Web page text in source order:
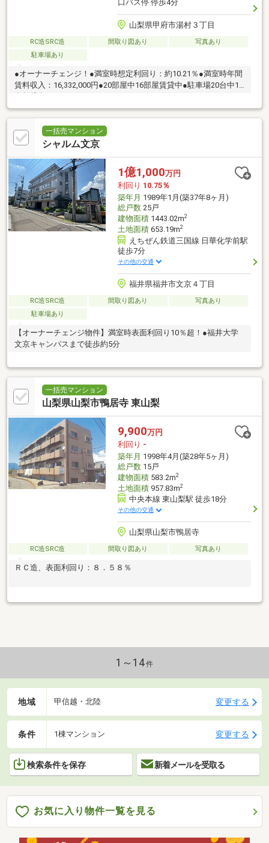
口バス停 停歩4分
山梨県甲府市湯村３丁目
RC造SRC造 間取り図あり
写真あり
駐車場あり
●オーナーチェンジ！●満室時想定利回り：約10.21％●満室時年間
賃料収入：16,332,000円●20部屋中16部屋賃貸中●駐車場20台中16
一括売マンション
シャルム文京
1億1,000万円
利回り 10.75％
築年月 1989年1月(築37年8ヶ月)
総戸数25戸
建物面積1443.02m2
土地面積653.19m2
えちぜん鉄道三国線 日華化学前駅
徒歩7分
その他の交通
福井県福井市文京４丁目
RC造SRC造 間取り図あり
写真あり
駐車場あり
【オーナーチェンジ物件】満室時表面利回り10％超！●福井大学
文京キャンパスまで徒歩約5分
一括売マンション
山梨県山梨市鴨居寺 東山梨
9,900万円
利回り -
築年月 1998年4月(築28年5ヶ月)
総戸数15戸
建物面積583.2m2
土地面積957.83m2
中央本線 東山梨駅 徒歩18分
その他の交通
山梨県山梨市鴨居寺
RC造SRC造 間取り図あり 写真あり
ＲＣ造、表面利回り：８．５８％
1～14件
地域 甲信越・北陸 変更する
条件 1棟マンション 変更する
検索条件を保存 新着メールを受取る
お気に入り物件一覧を見る